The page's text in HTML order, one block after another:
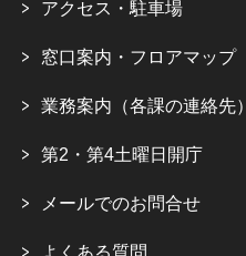
アクセス・駐車場
窓口案内・フロアマップ
業務案内（各課の連絡先）
第2・第4土曜日開庁
メールでのお問合せ
よくある質問